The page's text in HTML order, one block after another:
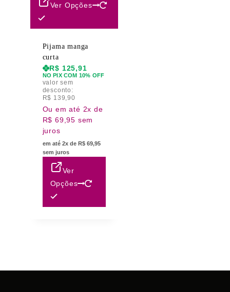
Ver Opções
Pijama manga
curta
R$ 125,91
NO PIX COM 10% OFF
valor sem
desconto:
R$ 139,90
Ou em até 2x de
R$ 69,95 sem
juros
em até 2x de R$ 69,95
sem juros
Ver
Opções